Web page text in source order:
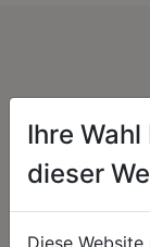
Ihre
dieser
Diese